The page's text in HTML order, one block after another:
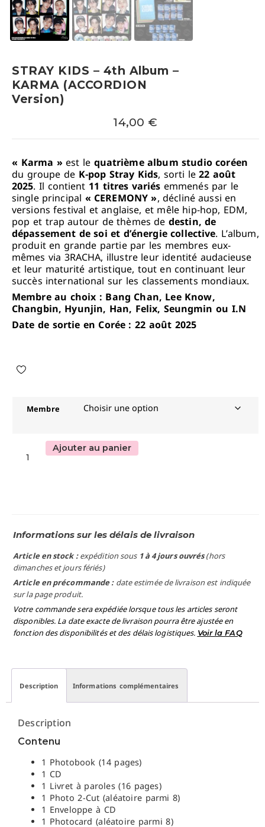
STRAY KIDS – 4th Album –
KARMA (ACCORDION
Version)
14,00 €
« Karma »est le quatrième album studio coréen
du groupe de K-pop Stray Kids, sorti le22 août
2025. Il contient 11 titres variés emmenés par le
single principal « CEREMONY », décliné aussi en
versions festival et anglaise, et mêle hip-hop, EDM,
pop et trap autour de thèmes dedestin, de
dépassement de soi et d’énergie collective. L’album,
produit en grande partie par les membres eux-
mêmes via 3RACHA, illustre leur identité audacieuse
et leur maturité artistique, tout en continuant leur
succès international sur les classements mondiaux.
Membre au choix : Bang Chan, Lee Know,
Changbin, Hyunjin, Han, Felix, Seungmin ou I.N
Date de sortie en Corée : 22 août 2025
Membre
Ajouter au panier
Informations sur les délais de livraison
Article en stock :expédition sous 1 à 4 jours ouvrés(hors
dimanches et jours fériés)
Article en précommande : date estimée de livraison est indiquée
sur la page produit.
Votre commande sera expédiée lorsque tous les articles seront
disponibles. La date exacte de livraison pourra être ajustée en
fonction des disponibilités et des délais logistiques. Voir la FAQ
Description Informations complémentaires
Description
Contenu
1 Photobook (14 pages)
1 CD
1 Livret à paroles (16 pages)
1 Photo 2-Cut (aléatoire parmi 8)
1 Enveloppe à CD
1 Photocard (aléatoire parmi 8)